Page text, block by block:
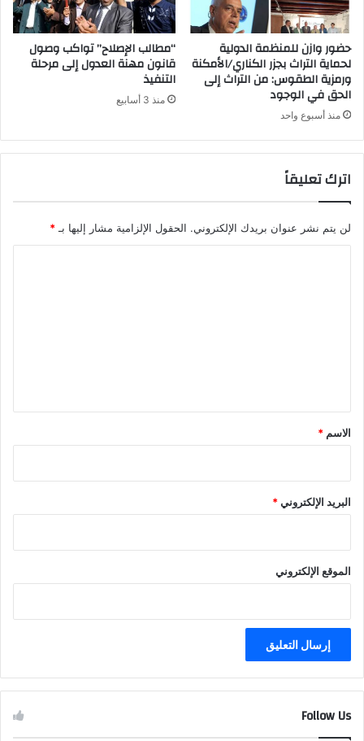
حضور وازن للمنظمة الدولية
لحماية التراث بجزر الكناري/الأمكنة
ورمزية الطقوس: من التراث إلى
الحق في الوجود
منذ أسبوع واحد
“مطالب الإصلاح” تواكب وصول
قانون مهنة العدول إلى مرحلة
التنفيذ
منذ 3 أسابيع
اترك تعليقاً
لن يتم نشر عنوان بريدك الإلكتروني. الحقول الإلزامية مشار إليها بـ *
*
الاسم *
البريد الإلكتروني*
الموقع الإلكتروني
Follow Us